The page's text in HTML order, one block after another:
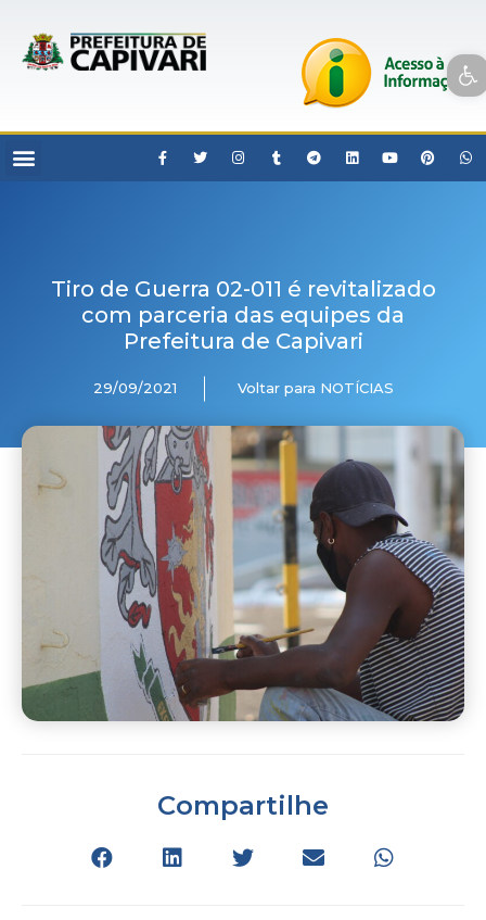
Open toolbar
Tiro de Guerra 02-011 é revitalizado
com parceria das equipes da
Prefeitura de Capivari
29/09/2021 Voltar para NOTÍCIAS
Compartilhe